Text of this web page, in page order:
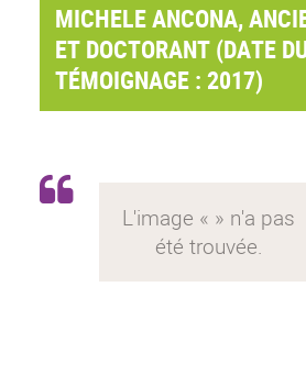
MICHELE ANCONA,
ET DOCTORANT (DATE
TÉMOIGNAGE : 2017)